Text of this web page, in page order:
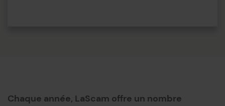
Chaque année, LaScam offre un nombre